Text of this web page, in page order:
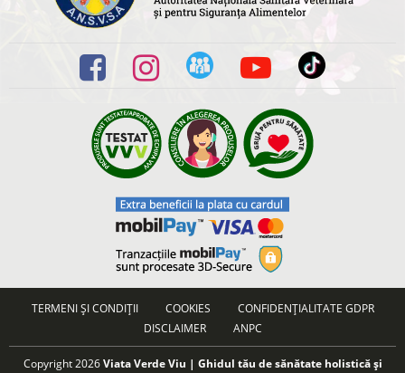
TERMENI ȘI CONDIȚII COOKIES
CONFIDENȚIALITATE GDPR
DISCLAIMER
ANPC
Copyright 2026Viata Verde Viu | Ghidul tău de sănătate holistică și